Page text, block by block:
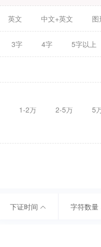
英文 中文+英文 图
3字 4字 5字以上
1-2万 2-5万 5
下证时间 字符数量